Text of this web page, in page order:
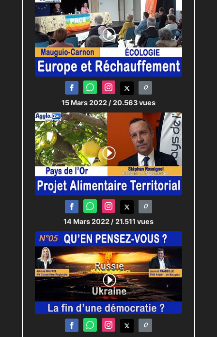
15 Mars 2022 / 20.563 vues
14 Mars 2022 / 21.511 vues